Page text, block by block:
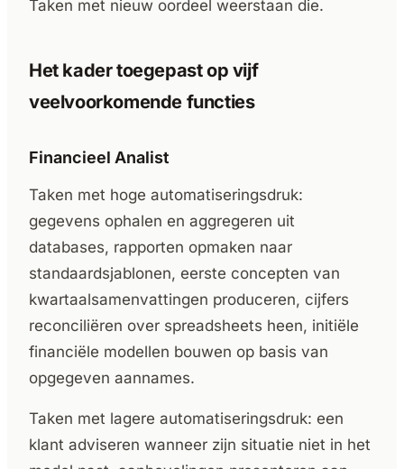
Taken met nieuw oordeel weerstaan die.
Het kader toegepast op vijf
veelvoorkomende functies
Financieel Analist
Taken met hoge automatiseringsdruk:
gegevens ophalen en aggregeren uit
databases, rapporten opmaken naar
standaardsjablonen, eerste concepten van
kwartaalsamenvattingen produceren, cijfers
reconciliëren over spreadsheets heen, initiële
financiële modellen bouwen op basis van
opgegeven aannames.
Taken met lagere automatiseringsdruk: een
klant adviseren wanneer zijn situatie niet in het